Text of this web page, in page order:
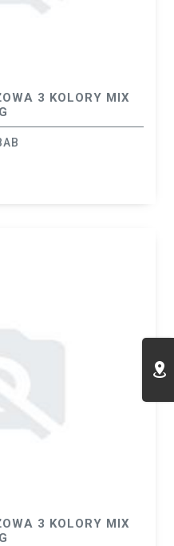
3 KOLORY MIX
3 KOLORY MIX